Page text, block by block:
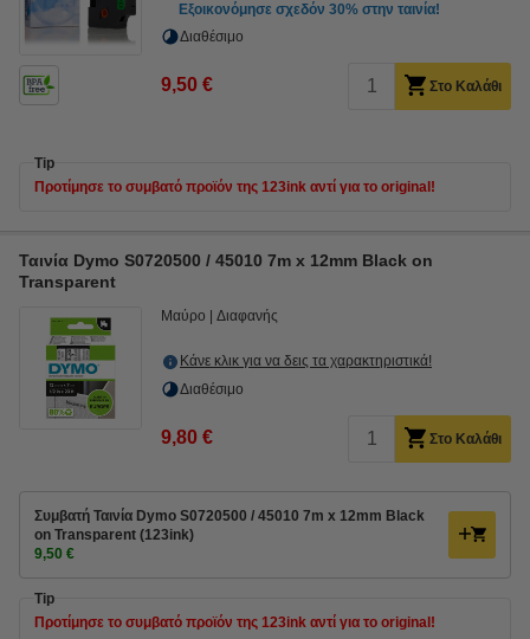
Εξοικονόμησε σχεδόν 30% στην ταινία!
Διαθέσιμο
9,50 € Στο Καλάθι
Tip
Προτίμησε το συμβατό προϊόν της 123ink αντί για το original!
Ταινία Dymo S0720500 / 45010 7m x 12mm Black on
Transparent
Μαύρο Διαφανής
Κάνε κλικ για να δεις τα χαρακτηριστικά!
Διαθέσιμο
9,80 € Στο Καλάθι
Συμβατή Ταινία Dymo S0720500 / 45010 7m x 12mm Black
on Transparent (123ink)
9,50 €
Tip
Προτίμησε το συμβατό προϊόν της 123ink αντί για το original!